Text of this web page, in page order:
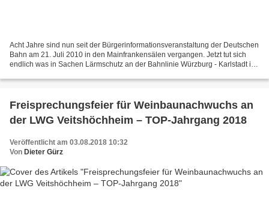
Acht Jahre sind nun seit der Bürgerinformationsveranstaltung der Deutschen
Bahn am 21. Juli 2010 in den Mainfrankensälen vergangen. Jetzt tut sich
endlich was in Sachen Lärmschutz an der Bahnlinie Würzburg - Karlstadt im
Freisprechungsfeier für Weinbaunachwuchs an
der LWG Veitshöchheim – TOP-Jahrgang 2018
Veröffentlicht am 03.08.2018 10:32
Von Dieter Gürz